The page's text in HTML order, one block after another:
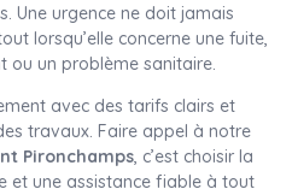
Une urgence ne doit jamais
lorsqu’elle concerne une fuite,
ou un problème sanitaire.
avec des tarifs clairs et
travaux. Faire appel à notre
Pironchamps, c’est choisir la
et une assistance fiable à tout